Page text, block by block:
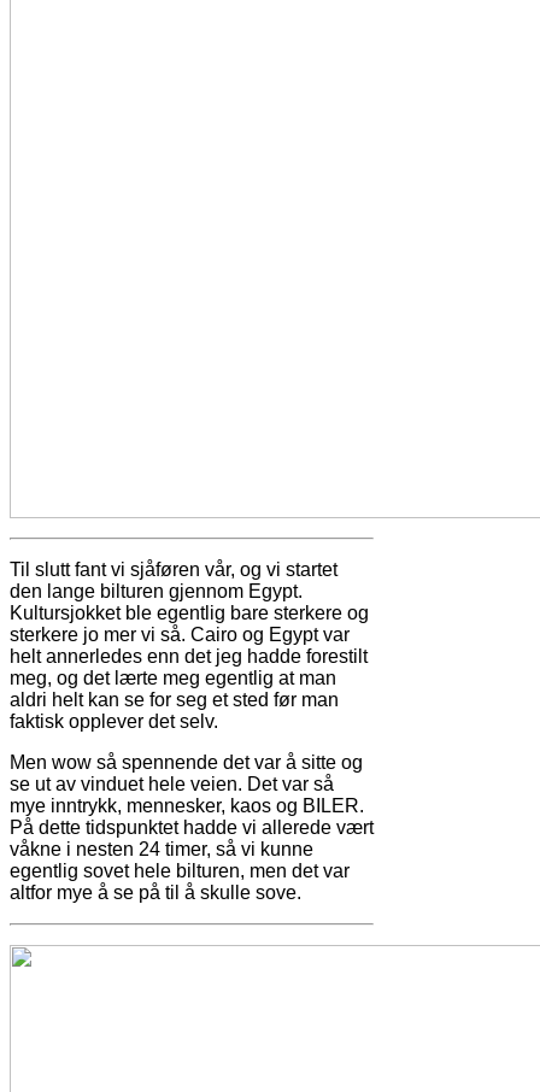
Til slutt fant vi sjåføren vår, og vi startet
den lange bilturen gjennom Egypt.
Kultursjokket ble egentlig bare sterkere og
sterkere jo mer vi så. Cairo og Egypt var
helt annerledes enn det jeg hadde forestilt
meg, og det lærte meg egentlig at man
aldri helt kan se for seg et sted før man
faktisk opplever det selv.
Men wow så spennende det var å sitte og
se ut av vinduet hele veien. Det var så
mye inntrykk, mennesker, kaos og BILER.
På dette tidspunktet hadde vi allerede vært
våkne i nesten 24 timer, så vi kunne
egentlig sovet hele bilturen, men det var
altfor mye å se på til å skulle sove.